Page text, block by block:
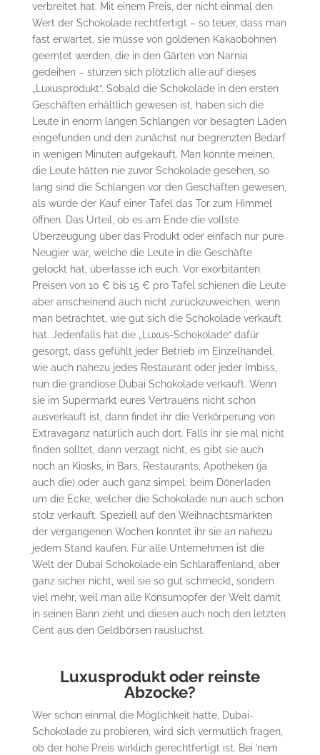
verbreitet hat. Mit einem Preis, der nicht einmal den
Wert der Schokolade rechtfertigt – so teuer, dass man
fast erwartet, sie müsse von goldenen Kakaobohnen
geerntet werden, die in den Gärten von Narnia
gedeihen – stürzen sich plötzlich alle auf dieses
„Luxusprodukt“. Sobald die Schokolade in den ersten
Geschäften erhältlich gewesen ist, haben sich die
Leute in enorm langen Schlangen vor besagten Läden
eingefunden und den zunächst nur begrenzten Bedarf
in wenigen Minuten aufgekauft. Man könnte meinen,
die Leute hätten nie zuvor Schokolade gesehen, so
lang sind die Schlangen vor den Geschäften gewesen,
als würde der Kauf einer Tafel das Tor zum Himmel
öffnen. Das Urteil, ob es am Ende die vollste
Überzeugung über das Produkt oder einfach nur pure
Neugier war, welche die Leute in die Geschäfte
gelockt hat, überlasse ich euch. Vor exorbitanten
Preisen von 10 € bis 15 € pro Tafel schienen die Leute
aber anscheinend auch nicht zurückzuweichen, wenn
man betrachtet, wie gut sich die Schokolade verkauft
hat. Jedenfalls hat die „Luxus-Schokolade“ dafür
gesorgt, dass gefühlt jeder Betrieb im Einzelhandel,
wie auch nahezu jedes Restaurant oder jeder Imbiss,
nun die grandiose Dubai Schokolade verkauft. Wenn
sie im Supermarkt eures Vertrauens nicht schon
ausverkauft ist, dann findet ihr die Verkörperung von
Extravaganz natürlich auch dort. Falls ihr sie mal nicht
finden solltet, dann verzagt nicht, es gibt sie auch
noch an Kiosks, in Bars, Restaurants, Apotheken (ja
auch die) oder auch ganz simpel: beim Dönerladen
um die Ecke, welcher die Schokolade nun auch schon
stolz verkauft. Speziell auf den Weihnachtsmärkten
der vergangenen Wochen konntet ihr sie an nahezu
jedem Stand kaufen. Für alle Unternehmen ist die
Welt der Dubai Schokolade ein Schlaraffenland, aber
ganz sicher nicht, weil sie so gut schmeckt, sondern
viel mehr, weil man alle Konsumopfer der Welt damit
in seinen Bann zieht und diesen auch noch den letzten
Cent aus den Geldbörsen rausluchst.
Luxusprodukt oder reinste
Abzocke?
Wer schon einmal die Möglichkeit hatte, Dubai-
Schokolade zu probieren, wird sich vermutlich fragen,
ob der hohe Preis wirklich gerechtfertigt ist. Bei ’nem